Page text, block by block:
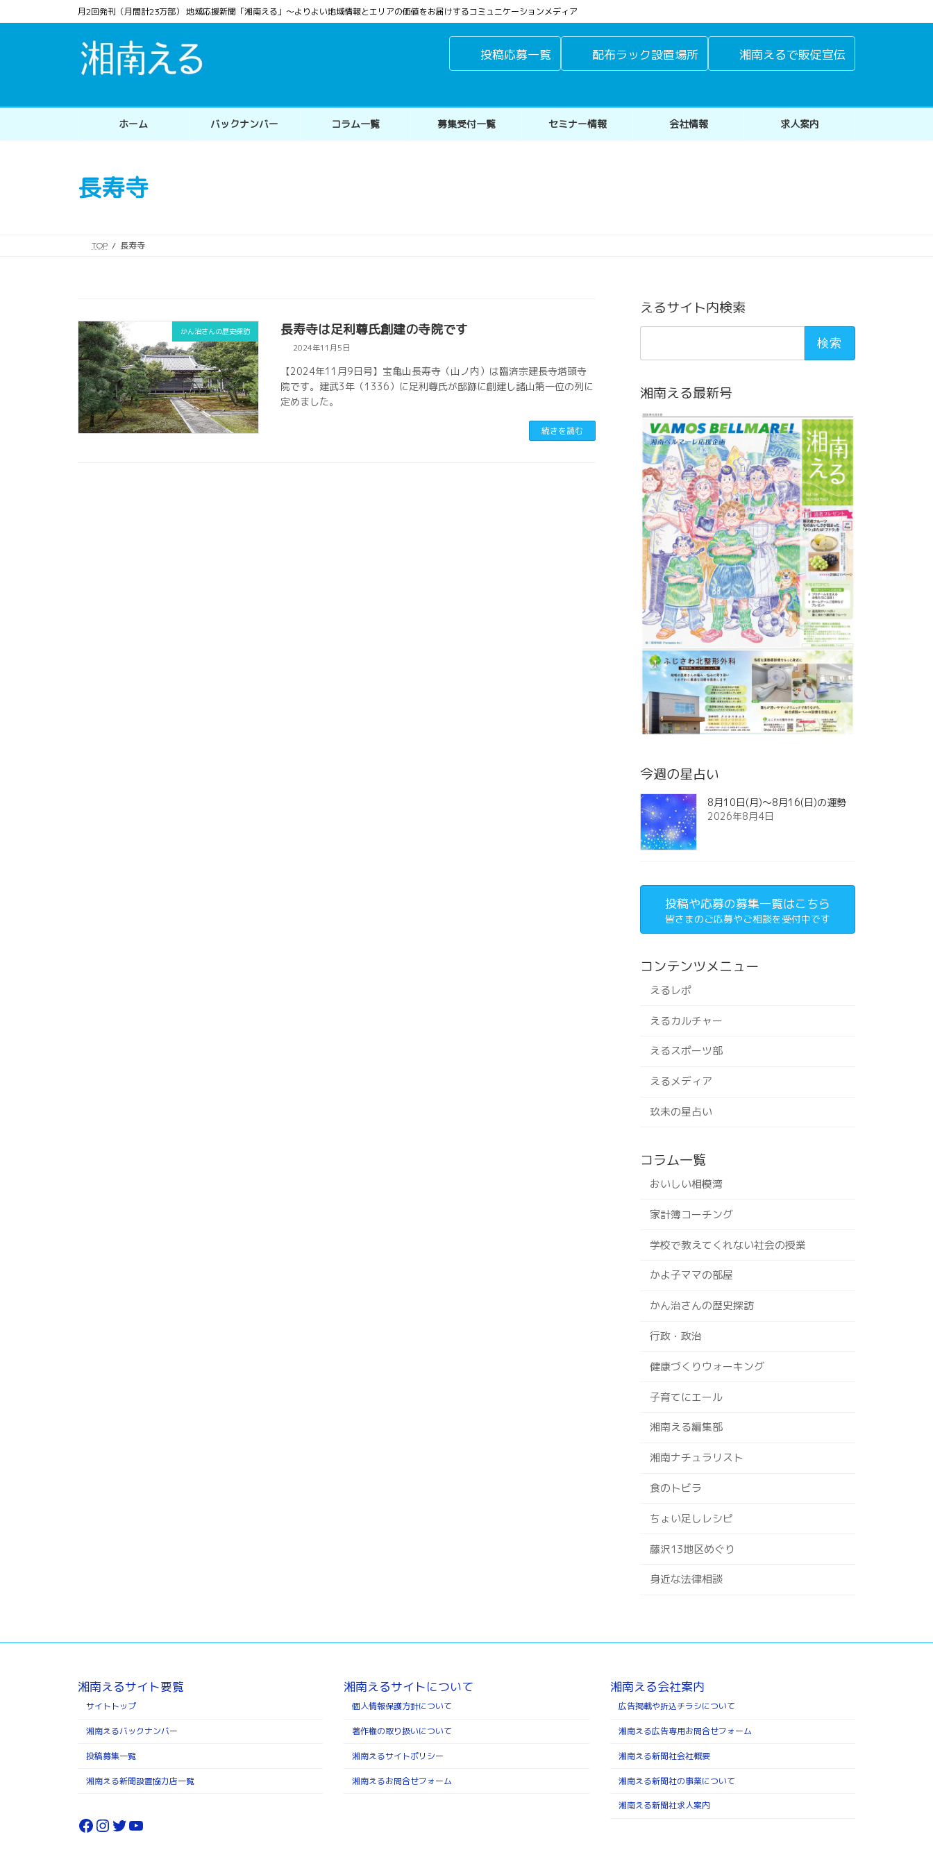
ン
ス
ビ
ン
月2回発刊（月間計23万部） 地域応援新聞「湘南える」〜よりよい地域情報とエリアの価値をお届けするコミュニケーションメディア
投稿応募一覧 配布ラック設置場所 湘南えるで販促宣伝
ホーム バックナンバー コラム一覧 募集受付一覧 セミナー情報 会社情報 求人案内
長寿寺
TOP 長寿寺
かん治さんの歴史探訪 長寿寺は足利尊氏創建の寺院です
2024年11月5日
【2024年11月9日号】宝亀山長寿寺（山ノ内）は臨済宗建長寺塔頭寺
院です。建武3年（1336）に足利尊氏が邸跡に創建し諸山第一位の列に
定めました。
続きを読む
えるサイト内検索
湘南える最新号
今週の星占い
8月10日(月)～8月16(日)の運勢
2026年8月4日
投稿や応募の募集一覧はこちら
皆さまのご応募やご相談を受付中です
コンテンツメニュー
えるレポ
えるカルチャー
えるスポーツ部
えるメディア
玖未の星占い
コラム一覧
おいしい相模湾
家計簿コーチング
学校で教えてくれない社会の授業
かよ子ママの部屋
かん治さんの歴史探訪
行政・政治
健康づくりウォーキング
子育てにエール
湘南える編集部
湘南ナチュラリスト
食のトビラ
ちょい足しレシピ
藤沢13地区めぐり
身近な法律相談
湘南えるサイト要覧
サイトトップ
湘南えるバックナンバー
投稿募集一覧
湘南える新聞設置協力店一覧
Facebook
Instagram
Twitter
YouTube
湘南えるサイトについて
個人情報保護方針について
著作権の取り扱いについて
湘南えるサイトポリシー
湘南えるお問合せフォーム
湘南える会社案内
広告掲載や折込チラシについて
湘南える広告専用お問合せフォーム
湘南える新聞社会社概要
湘南える新聞社の事業について
湘南える新聞社求人案内